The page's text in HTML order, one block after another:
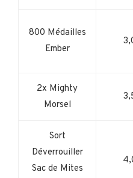
800 Médailles
Ember
2x Mighty
Morsel
Sort
Déverrouiller
Sac de Mites